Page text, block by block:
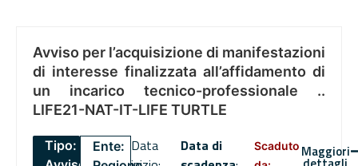
Avviso per l’acquisizione di manifestazioni
di interesse finalizzata all’affidamento di
un incarico tecnico-professionale ..
LIFE21-NAT-IT-LIFE TURTLE
Tipo:
Ente: Data
Data di
Scaduto Maggiori